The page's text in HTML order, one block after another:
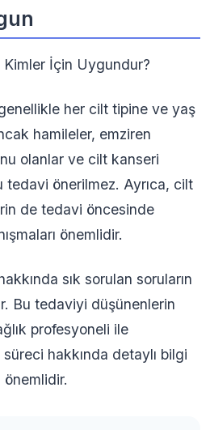
İçin Uygundur?
her cilt tipine ve yaş
hamileler, emziren
olanlar ve cilt kanseri
tedavi önerilmez. Ayrıca, cilt
de tedavi öncesinde
önemlidir.
sık sorulan soruların
Bu tedaviyi düşünenlerin
profesyoneli ile
hakkında detaylı bilgi